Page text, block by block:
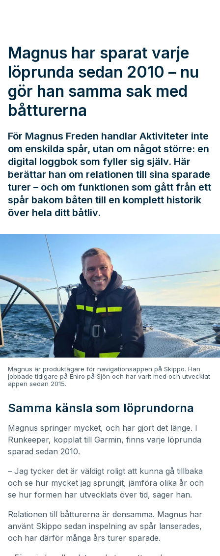
Magnus har sparat varje
löprunda sedan 2010 – nu
gör han samma sak med
båtturerna
För Magnus Freden handlar Aktiviteter inte
om enskilda spår, utan om något större: en
digital loggbok som fyller sig själv. Här
berättar han om relationen till sina sparade
turer – och om funktionen som gått från ett
spår bakom båten till en komplett historik
över hela ditt båtliv.
Magnus är produktägare för navigationsappen på Skippo. Han
jobbade tidigare på Eniro på Sjön och har varit med och utvecklat
appen sedan 2015.
Samma känsla som löprundorna
Magnus springer mycket, och har gjort det länge. I
Runkeeper, kopplat till Garmin, finns varje löprunda
sparad sedan 2010.
– Jag tycker det är väldigt roligt att kunna gå tillbaka
och se hur mycket jag sprungit, jämföra olika år och
se hur formen har utvecklats över tid, säger han.
Relationen till båtturerna är densamma. Magnus har
använt Skippo sedan inspelning av spår lanserades,
och har därför många års turer sparade.